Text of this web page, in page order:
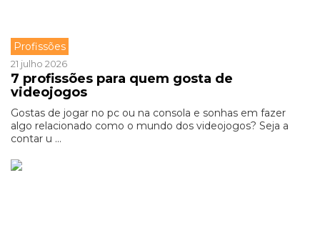
Profissões
21 julho 2026
7 profissões para quem gosta de
videojogos
Gostas de jogar no pc ou na consola e sonhas em fazer
algo relacionado como o mundo dos videojogos? Seja a
contar u ...